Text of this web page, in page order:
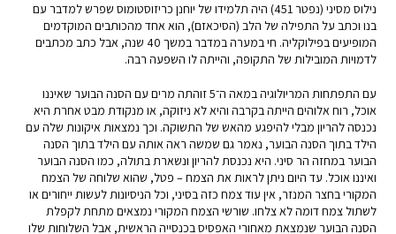
נילוס מסיני (נפטר 451) היה תלמידו של יוחנן כריזוסטומוס שפרש למדבר עם
בנו וכתב על התפילה של הלב (הסיכאזם), הוא אחד מהכותבים המוקדמים
המופיעים בפילוקליה. חי במערה במדבר במשך 40 שנה, אבל כתב מכתבים
לדמויות המובילות של התקופה, והייתה לו השפעה רבה.
עם התפתחות המריולוגיה במאה ה־5 זוהתה מרים עם הסנה הבוער שאיננו
אוכל, רוח אלוהים הייתה בקרבה והיא לא ניזוקה, או מנקודת מבט אחרת היא
נכנסה להריון מבלי להיפגע מהאש של התשוקה. וכך נמצאות איקונות שלה עם
הילד בתוך הסנה הבוער, נאמר גם שמשה ראה אותה עם הילד בתוך הסנה
הבוער במחזה הר סיני. היא נכנסת להריון ונשארת בתולה, כמו הסנה הבוער
ואיננו אוכל. עד היום ניתן לראות את הצמח – פטל, שהוא שלוחה של הצמח
המקורי בחצר המנזר, אין עוד צמח כזה בסיני, וכל הניסיונות לעשות ייחורים או
לשתול צמח דומה לא צלחו. שורשי הצמח המקורי נמצאים מתחת לקפלת
הסנה הבוער שנמצאת מאחורי האפסיס בכנסייה הראשית, אבל השלוחות שלו